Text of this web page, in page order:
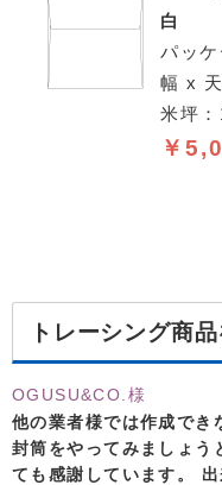
白
パッ
幅 x
米坪
￥
トレーシング商
OGUSU&CO.様
他の業者様では作成でき
封筒をやってみましょう
ても感謝しています。